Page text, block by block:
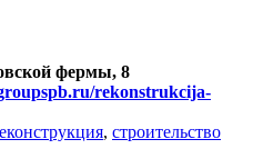
фермы, 8
rekonstrukcija-
, строительство